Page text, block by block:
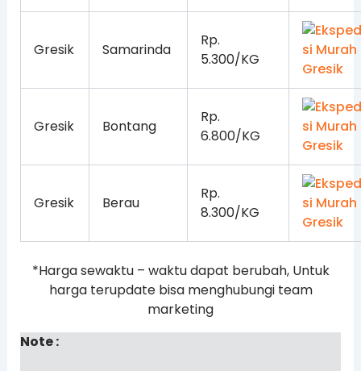
Gresik Samarinda
Rp.
5.300/KG
Gresik Bontang
Rp.
6.800/KG
Gresik Berau
Rp.
8.300/KG
*Harga sewaktu – waktu dapat berubah, Untuk
harga terupdate bisa menghubungi team
marketing
Note :